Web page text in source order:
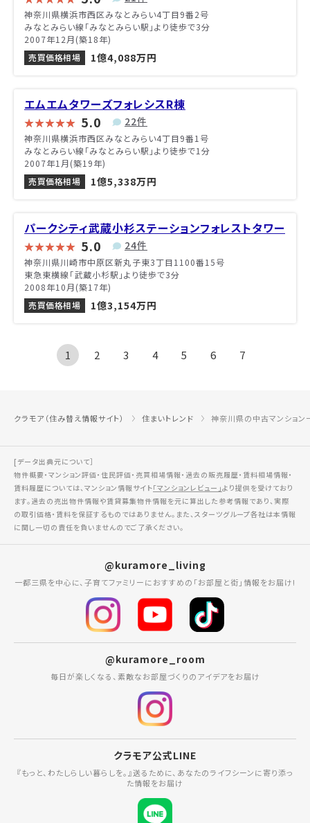
神奈川県横浜市西区みなとみらい4丁目9番2号
みなとみらい線「みなとみらい駅」より徒歩で3分
2007年12月(築18年)
売買価格相場
1億4,088万円
エムエムタワーズフォレシスR棟
5.0 22件
神奈川県横浜市西区みなとみらい4丁目9番1号
みなとみらい線「みなとみらい駅」より徒歩で1分
2007年1月(築19年)
売買価格相場
1億5,338万円
パークシティ武蔵小杉ステーションフォレストタワー
5.0 24件
神奈川県川崎市中原区新丸子東3丁目1100番15号
東急東横線「武蔵小杉駅」より徒歩で3分
2008年10月(築17年)
売買価格相場
1億3,154万円
1 2 3 4 5 6 7
クラモア（住み替え情報サイト） 住まいトレンド 神奈川県の中古マンション
[データ出典元について］
物件概要・マンション評価・住民評価・売買相場情報・過去の販売履歴・賃料相場情報・
賃料履歴については、マンション情報サイト「マンションレビュー」より提供を受けており
ます。過去の売出物件情報や賃貸募集物件情報を元に算出した参考情報であり、実際
の取引価格・賃料を保証するものではありません。また、スターツグループ各社は本情報
に関し一切の責任を負いませんのでご了承ください。
@kuramore_living
一都三県を中心に、子育てファミリーにおすすめの「お部屋と街」情報をお届け!
@kuramore_room
毎日が楽しくなる、素敵なお部屋づくりのアイデアをお届け
クラモア公式LINE
『もっと、わたしらしい暮らしを。』送るために、あなたのライフシーンに寄り添っ
た情報をお届け